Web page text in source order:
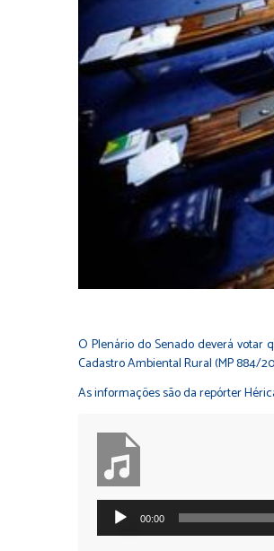
O Plenário do Senado deverá votar
Cadastro Ambiental Rural (MP 884/
As informações são da repórter
Tocador
00:00